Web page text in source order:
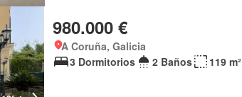
980.000 €
A Coruña, Galicia
3 Dormitorios
2 Baños 119 m²